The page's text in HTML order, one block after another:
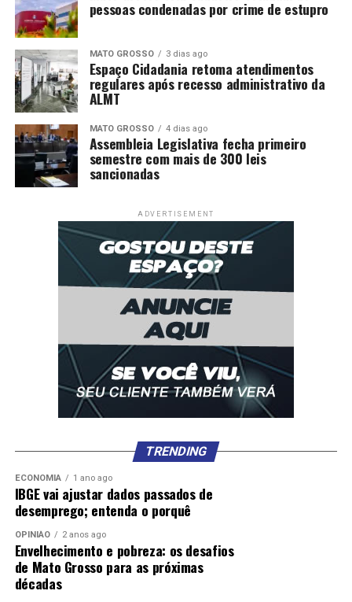
pessoas condenadas por crime de estupro
MATO GROSSO 3 dias ago
Espaço Cidadania retoma atendimentos
regulares após recesso administrativo da
ALMT
MATO GROSSO 4 dias ago
Assembleia Legislativa fecha primeiro
semestre com mais de 300 leis
sancionadas
ADVERTISEMENT
TRENDING
ECONOMIA 1 ano ago
IBGE vai ajustar dados passados de
desemprego; entenda o porquê
OPINIÃO 2 anos ago
Envelhecimento e pobreza: os desafios
de Mato Grosso para as próximas
décadas